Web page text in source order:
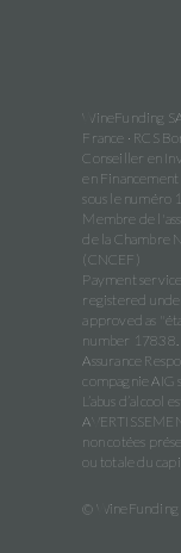
WineFunding
France · RCS
Conseiller en
en
sous le numéro
Membre de
de la Chambre
(CNCEF)
Payment
registered
approved as
number 17838.
Assurance
compagnie
L’abus d’alcool
non cotées
ou totale du
© WineFunding